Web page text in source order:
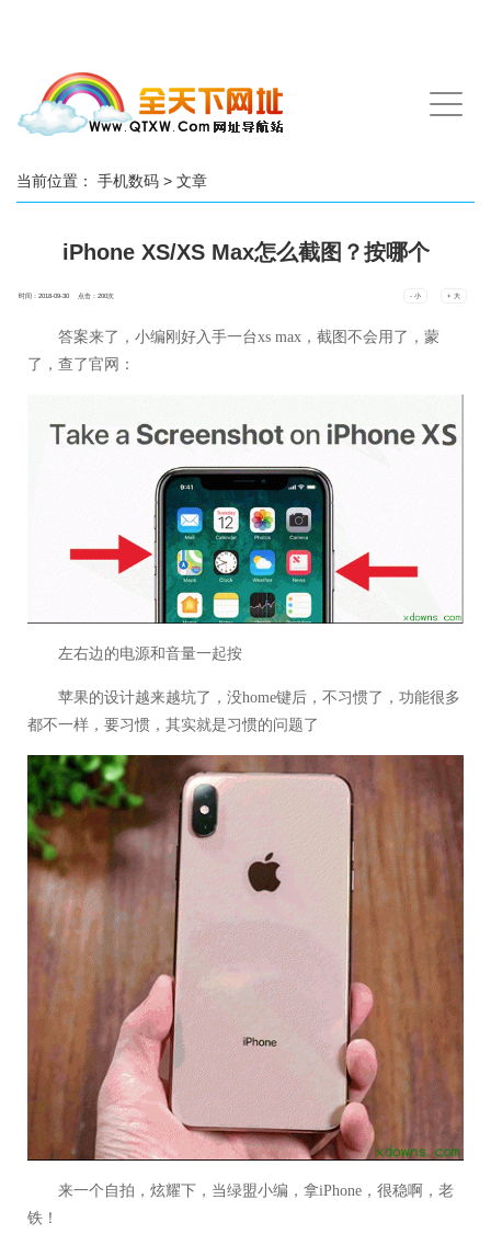
手
机
当前位置： 手机数码 > 文章
iPhone XS/XS Max怎么截图？按哪个
时间：2018-09-30 点击：200次 - 小 + 大
答案来了，小编刚好入手一台xs max，截图不会用了，蒙
了，查了官网：
左右边的电源和音量一起按
苹果的设计越来越坑了，没home键后，不习惯了，功能很多
都不一样，要习惯，其实就是习惯的问题了
来一个自拍，炫耀下，当绿盟小编，拿iPhone，很稳啊，老
铁！